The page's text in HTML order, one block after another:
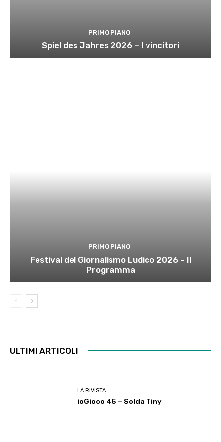
PRIMO PIANO
Spiel des Jahres 2026 – I vincitori
PRIMO PIANO
Festival del Giornalismo Ludico 2026 – Il
Programma
ULTIMI ARTICOLI
LA RIVISTA
ioGioco 45 – Solda Tiny